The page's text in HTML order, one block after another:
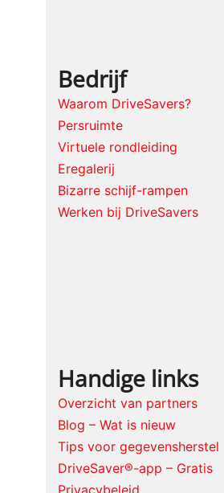
Bedrijf
Waarom DriveSavers?
Persruimte
Virtuele rondleiding
Eregalerij
Bizarre schijf-rampen
Werken bij DriveSavers
Handige links
Overzicht van partners
Blog – Wat is nieuw
Tips voor gegevensherstel
DriveSaver®-app – Gratis